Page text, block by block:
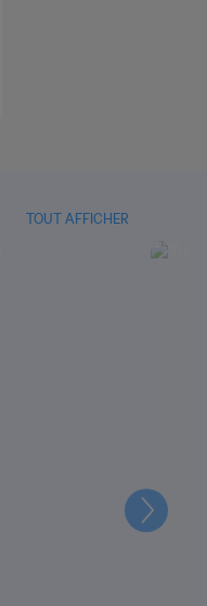
TOUT AFFICHER
Suivant